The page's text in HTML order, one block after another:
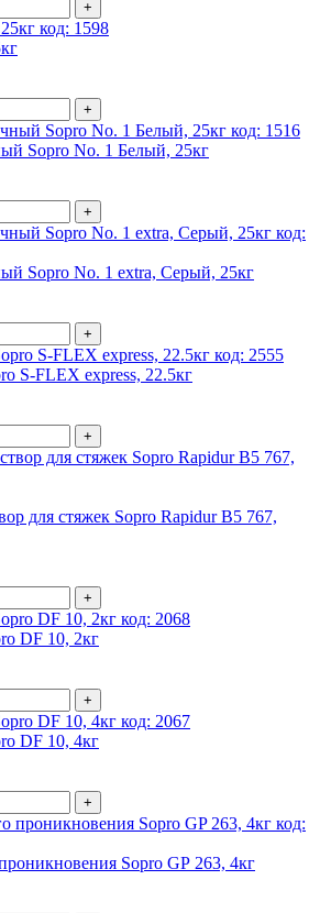
+
код: 1598
+
код: 1516
Sopro No. 1 Белый, 25кг
+
код:
Sopro No. 1 extra, Серый, 25кг
+
код: 2555
S-FLEX express, 22.5кг
+
для стяжек Sopro Rapidur B5 767,
+
код: 2068
DF 10, 2кг
+
код: 2067
DF 10, 4кг
+
код:
Sopro GP 263, 4кг